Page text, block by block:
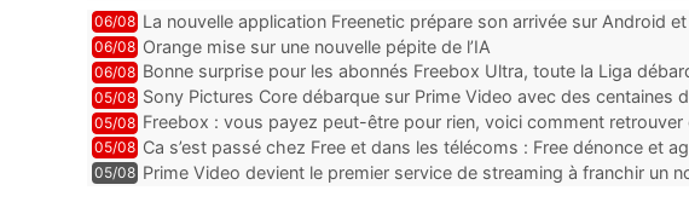
06/08 La nouvelle application Freenetic prépare son arrivée sur Android
abonnés Freebox, testez la
06/08 Orange mise sur une nouvelle pépite de l’IA
06/08 Bonne surprise pour les abonnés Freebox Ultra, toute la Liga
inclus
05/08 Sony Pictures Core débarque sur Prime Video avec des centaines
05/08 Freebox : vous payez peut-être pour rien, voici comment
abonnements TV oubliés
05/08 Ca s’est passé chez Free et dans les télécoms : Free dénonce et
pointe le bout de...
05/08 Prime Video devient le premier service de streaming à franchir un